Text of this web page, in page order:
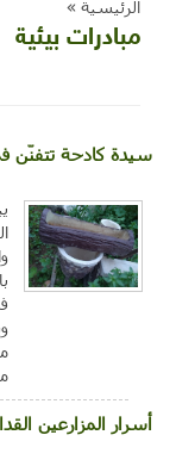
الرئيسية »
مبادرات بيئية
سيدة كادحة تتفنّن
أسرار المزارعين